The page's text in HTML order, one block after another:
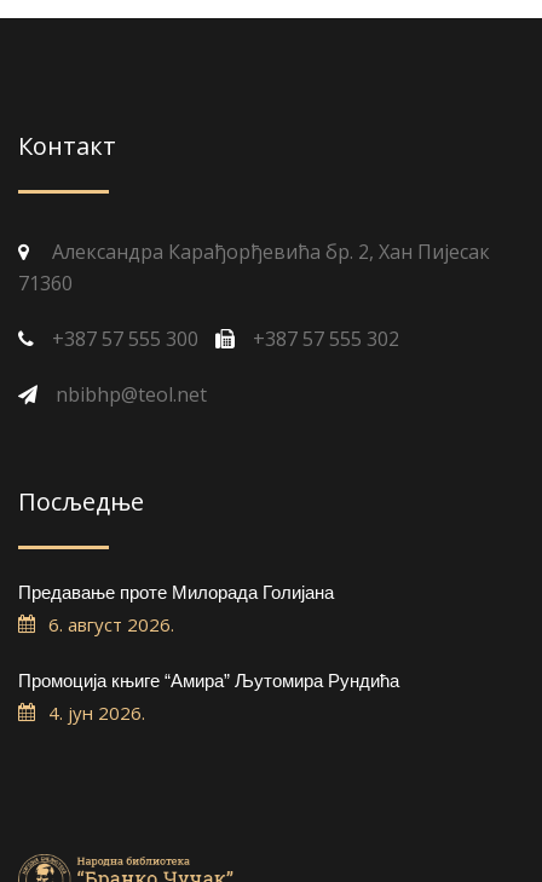
Контакт
Александра Карађорђевића бр. 2, Хан Пијесак
71360
+387 57 555 300 +387 57 555 302
nbibhp@teol.net
Посљедње
Предавање проте Милорада Голијана
6. август 2026.
Промоција књиге “Амира” Љутомира Рундића
4. јун 2026.